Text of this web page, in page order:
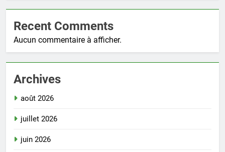
Recent Comments
Aucun commentaire à afficher.
Archives
août 2026
juillet 2026
juin 2026